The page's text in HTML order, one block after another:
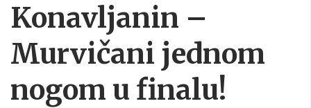
Konavljanin –
Murvičani jednom
nogom u finalu!